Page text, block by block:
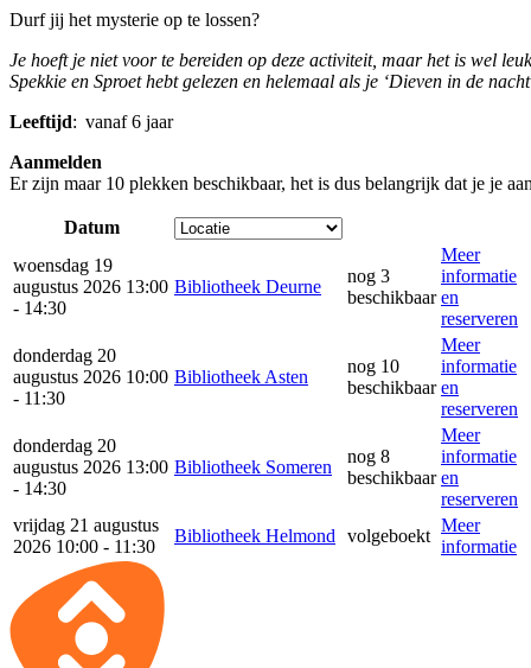
Durf jij het mysterie op te lossen?
Je hoeft je niet voor te bereiden op deze activiteit, maar het is wel
Spekkie en Sproet hebt gelezen en helemaal als je ‘Dieven in de
Leeftijd: vanaf 6 jaar
Aanmelden
Er zijn maar 10 plekken beschikbaar, het is dus belangrijk dat je je
Datum
woensdag 19
augustus 2026 13:00
- 14:30
Bibliotheek Deurne
nog 3
beschikbaar
Meer
informatie
en
reserveren
donderdag 20
augustus 2026 10:00
- 11:30
Bibliotheek Asten
nog 10
beschikbaar
Meer
informatie
en
reserveren
donderdag 20
augustus 2026 13:00
- 14:30
Bibliotheek Someren
nog 8
beschikbaar
Meer
informatie
en
reserveren
vrijdag 21 augustus
2026 10:00 - 11:30
Bibliotheek Helmond volgeboekt
Meer
informatie